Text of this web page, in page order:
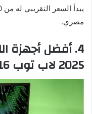
مصري.
4. أفضل أجهزة
2025 لاب توب Razer Blade 16